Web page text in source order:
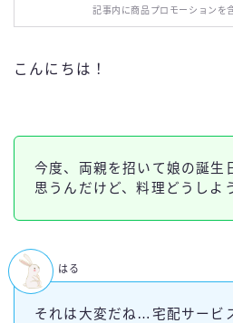
IT・スキル
ふるさと納税
お問い合わせ
記事内に商品プロモーションを
こんにちは！
今度、両親を招いて娘の誕生
思うんだけど、料理どうし
それは大変だね…宅配サービ
はる